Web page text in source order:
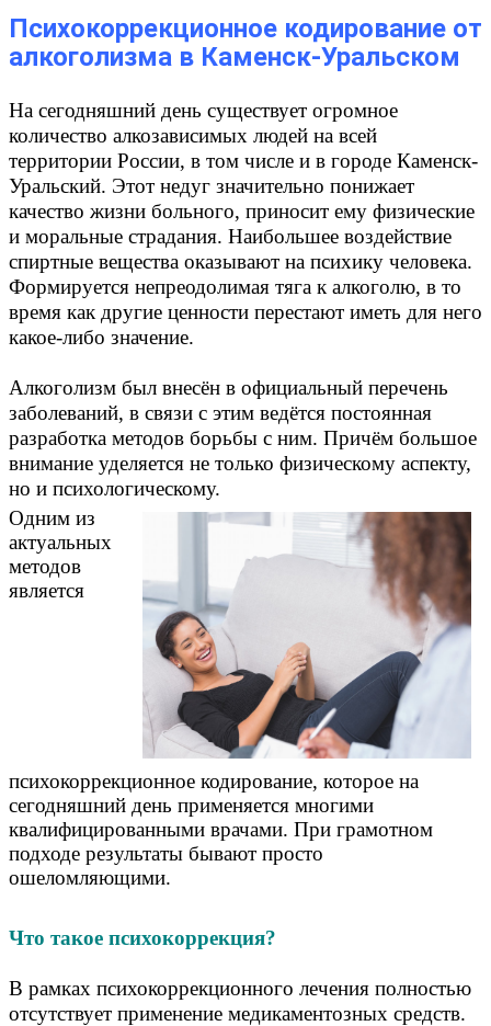
Психокоррекционное кодирование от
алкоголизма в Каменск-Уральском
На сегодняшний день существует огромное
количество алкозависимых людей на всей
территории России, в том числе и в городе Каменск-
Уральский. Этот недуг значительно понижает
качество жизни больного, приносит ему физические
и моральные страдания. Наибольшее воздействие
спиртные вещества оказывают на психику человека.
Формируется непреодолимая тяга к алкоголю, в то
время как другие ценности перестают иметь для него
какое-либо значение.
Алкоголизм был внесён в официальный перечень
заболеваний, в связи с этим ведётся постоянная
разработка методов борьбы с ним. Причём большое
внимание уделяется не только физическому аспекту,
но и психологическому.
Одним из
актуальных
методов
является
психокоррекционное кодирование, которое на
сегодняшний день применяется многими
квалифицированными врачами. При грамотном
подходе результаты бывают просто
ошеломляющими.
Что такое психокоррекция?
В рамках психокоррекционного лечения полностью
отсутствует применение медикаментозных средств.